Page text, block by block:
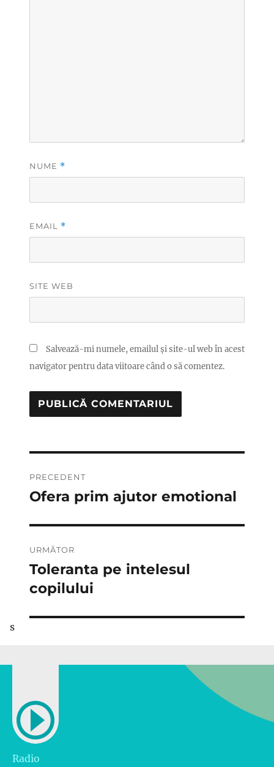
NUME *
EMAIL *
SITE WEB
Salvează-mi numele, emailul și site-ul web în acest
navigator pentru data viitoare când o să comentez.
în
PRECEDENT
Articolul
Ofera prim ajutor emotional
URMĂTOR
Articolul
următor:
Toleranta pe intelesul
copilului
s
Radio